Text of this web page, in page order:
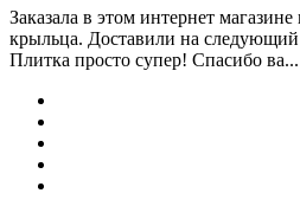
Заказала в этом интернет
крыльца. Доставили на следующий
Плитка просто супер! Спасибо ва...